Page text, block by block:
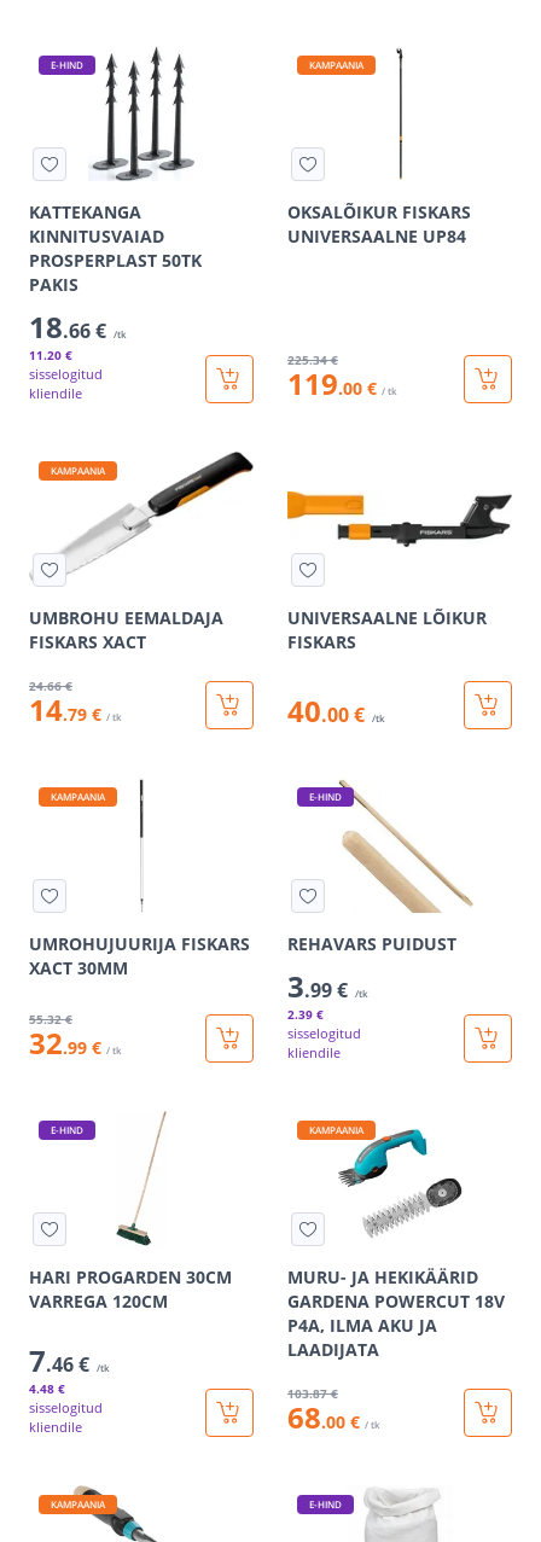
E-HIND
KATTEKANGA
KINNITUSVAIAD
PROSPERPLAST 50TK
PAKIS
18.66 € /tk
11.20 €
sisselogitud
kliendile
KAMPAANIA
OKSALÕIKUR FISKARS
UNIVERSAALNE UP84
225.34 €
119.00 € / tk
KAMPAANIA
UMBROHU EEMALDAJA
FISKARS XACT
24.66 €
14.79 € / tk
UNIVERSAALNE LÕIKUR
FISKARS
40.00 € /tk
KAMPAANIA
UMROHUJUURIJA FISKARS
XACT 30MM
55.32 €
32.99 € / tk
E-HIND
REHAVARS PUIDUST
3.99 € /tk
2.39 €
sisselogitud
kliendile
E-HIND
HARI PROGARDEN 30CM
VARREGA 120CM
7.46 € /tk
4.48 €
sisselogitud
kliendile
KAMPAANIA
MURU- JA HEKIKÄÄRID
GARDENA POWERCUT 18V
P4A, ILMA AKU JA
LAADIJATA
103.87 €
68.00 € / tk
KAMPAANIA E-HIND